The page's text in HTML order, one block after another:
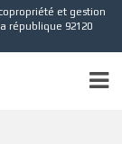
et gestion
république 92120